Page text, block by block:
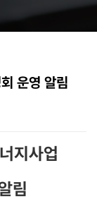
운영 알림
지사업
림